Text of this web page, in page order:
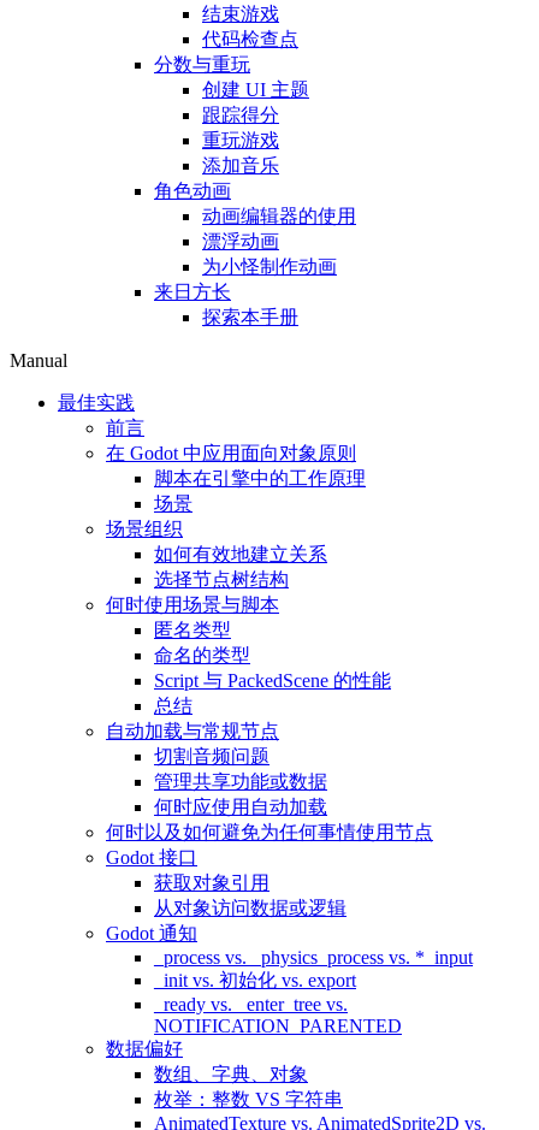
结束游戏
代码检查点
分数与重玩
创建 UI 主题
跟踪得分
重玩游戏
添加音乐
角色动画
动画编辑器的使用
漂浮动画
为小怪制作动画
来日方长
探索本手册
Manual
最佳实践
前言
在 Godot 中应用面向对象原则
脚本在引擎中的工作原理
场景
场景组织
如何有效地建立关系
选择节点树结构
何时使用场景与脚本
匿名类型
命名的类型
Script 与 PackedScene 的性能
总结
自动加载与常规节点
切割音频问题
管理共享功能或数据
何时应使用自动加载
何时以及如何避免为任何事情使用节点
Godot 接口
获取对象引用
从对象访问数据或逻辑
Godot 通知
_process vs. _physics_process vs. *_input
_init vs. 初始化 vs. export
_ready vs. _enter_tree vs.
NOTIFICATION_PARENTED
数据偏好
数组、字典、对象
枚举：整数 VS 字符串
AnimatedTexture vs. AnimatedSprite2D vs.